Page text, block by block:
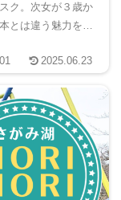
ク。次女が３歳か
とは違う魅力をた
2025.06.23